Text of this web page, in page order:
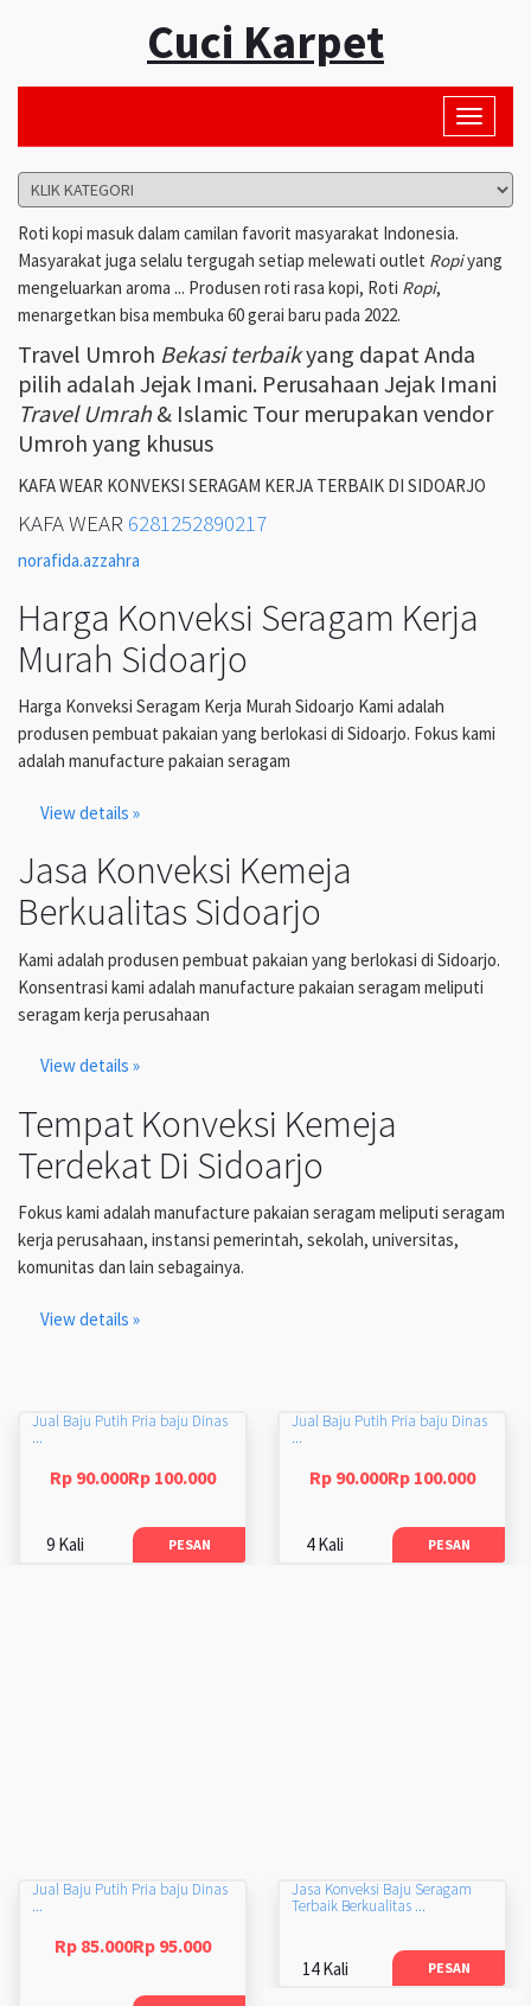
Cuci Karpet
Toggle
Roti kopi masuk dalam camilan favorit masyarakat Indonesia.
Masyarakat juga selalu tergugah setiap melewati outlet Ropiyang
mengeluarkan aroma ... Produsen roti rasa kopi, Roti Ropi,
menargetkan bisa membuka 60 gerai baru pada 2022.
Travel Umroh Bekasi terbaikyang dapat Anda
pilih adalah Jejak Imani. Perusahaan Jejak Imani
Travel Umrah& Islamic Tour merupakan vendor
Umroh yang khusus
KAFA WEAR KONVEKSI SERAGAM KERJA TERBAIK DI SIDOARJO
KAFA WEAR 6281252890217
norafida.azzahra
Harga Konveksi Seragam Kerja
Murah Sidoarjo
Harga Konveksi Seragam Kerja Murah Sidoarjo Kami adalah
produsen pembuat pakaian yang berlokasi di Sidoarjo. Fokus kami
adalah manufacture pakaian seragam
View details »
Jasa Konveksi Kemeja
Berkualitas Sidoarjo
Kami adalah produsen pembuat pakaian yang berlokasi di Sidoarjo.
Konsentrasi kami adalah manufacture pakaian seragam meliputi
seragam kerja perusahaan
View details »
Tempat Konveksi Kemeja
Terdekat Di Sidoarjo
Fokus kami adalah manufacture pakaian seragam meliputi seragam
kerja perusahaan, instansi pemerintah, sekolah, universitas,
komunitas dan lain sebagainya.
View details »
Jual Baju Putih Pria baju Dinas
...
Rp 90.000Rp 100.000
9 Kali PESAN
Jual Baju Putih Pria baju Dinas
...
Rp 90.000Rp 100.000
4 Kali PESAN
Jual Baju Putih Pria baju Dinas
...
Rp 85.000Rp 95.000
Jasa Konveksi Baju Seragam
Terbaik Berkualitas ...
14 Kali PESAN